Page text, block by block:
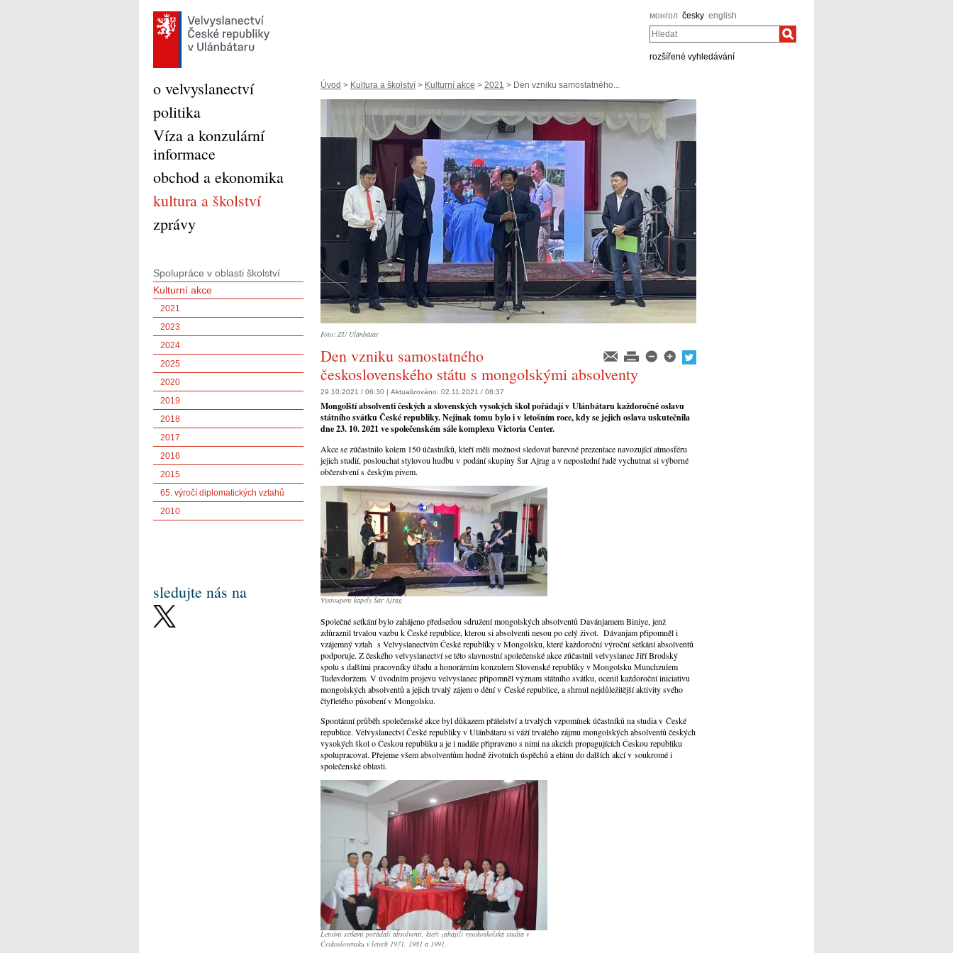
монгол česky english
Hledat
rozšířené vyhledávání
Úvod > Kultura a školství > Kulturní akce > 2021 > Den vzniku samostatného...
Foto: ZÚ Ulánbátar
Den vzniku samostatného
československého státu s mongolskými absolventy
29.10.2021 / 06:30 | Aktualizováno: 02.11.2021 / 08:37
Mongolští absolventi českých a slovenských vysokých škol pořádají v Ulánbátaru každoročně oslavu
státního svátku České republiky. Nejinak tomu bylo i v letošním roce, kdy se jejich oslava uskutečnila
dne 23. 10. 2021 ve společenském sále komplexu Victoria Center.
Akce se zúčastnilo kolem 150 účastníků, kteří měli možnost sledovat barevné prezentace navozující atmosféru
jejich studií, poslouchat stylovou hudbu v podání skupiny Šar Ajrag a v neposlední řadě vychutnat si výborné
občerstvení s českým pivem.
Vystoupení kapely Šar Ajrag
Společné setkání bylo zahájeno předsedou sdružení mongolských absolventů Davánjamem Biniye, jenž
zdůraznil trvalou vazbu k České republice, kterou si absolventi nesou po celý život. Dávanjam připomněl i
vzájemný vztah s Velvyslanectvím České republiky v Mongolsku, které každoroční výroční setkání absolventů
podporuje. Z českého velvyslanectví se této slavnostní společenské akce zúčastnil velvyslanec Jiří Brodský
spolu s dalšími pracovníky úřadu a honorárním konzulem Slovenské republiky v Mongolsku Munchzulem
Tudevdoržem. V úvodním projevu velvyslanec připomněl význam státního svátku, ocenil každoroční iniciativu
mongolských absolventů a jejich trvalý zájem o dění v České republice, a shrnul nejdůležitější aktivity svého
čtyřletého působení v Mongolsku.
Spontánní průběh společenské akce byl důkazem přátelství a trvalých vzpomínek účastníků na studia v České
republice. Velvyslanectví České republiky v Ulánbátaru si váží trvalého zájmu mongolských absolventů českých
vysokých škol o Českou republiku a je i nadále připraveno s nimi na akcích propagujících Českou republiku
spolupracovat. Přejeme všem absolventům hodně životních úspěchů a elánu do dalších akcí v soukromé i
společenské oblasti.
Letošní setkání pořádali absolventi, kteří zahájili vysokoškolská studia v
Československu v letech 1971, 1981 a 1991.
o velvyslanectví
politika
Víza a konzulární
informace
obchod a ekonomika
kultura a školství
zprávy
Spolupráce v oblasti školství
Kulturní akce
2021
2023
2024
2025
2020
2019
2018
2017
2016
2015
65. výročí diplomatických vztahů
2010
sledujte nás na